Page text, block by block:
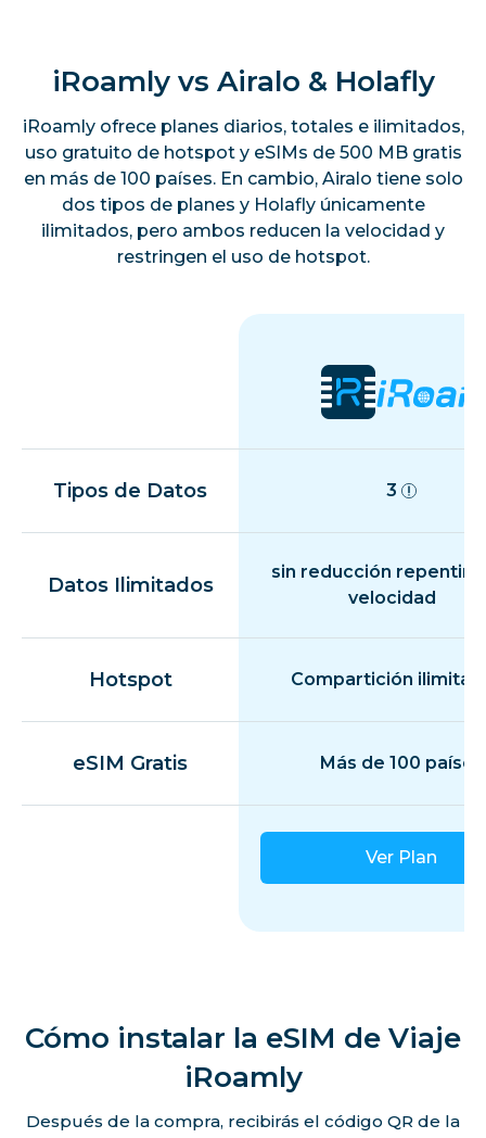
iRoamly vs Airalo & Holafly
iRoamly ofrece planes diarios, totales e ilimitados,
uso gratuito de hotspot y eSIMs de 500 MB gratis
en más de 100 países. En cambio, Airalo tiene solo
dos tipos de planes y Holafly únicamente
ilimitados, pero ambos reducen la velocidad y
restringen el uso de hotspot.
Tipos de Datos 3
Datos Ilimitados
sin reducción
velocidad
Hotspot Compartición
eSIM Gratis Más de 100 países
Ver Plan
Cómo instalar la eSIM de Viaje
iRoamly
Después de la compra, recibirás el código QR de la